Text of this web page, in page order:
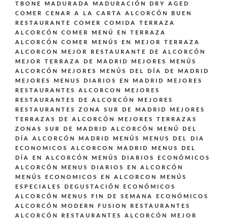
TBONE MADURADA MADURACIÓN DRY AGED
COMER CENAR A LA CARTA ALCORCÓN BUEN
RESTAURANTE
COMER COMIDA TERRAZA
ALCORCÓN
COMER MENÚ EN TERRAZA
ALCORCÓN
COMER MENÚS EN MEJOR TERRAZA
ALCORCON
MEJOR RESTAURANTE DE ALCORCÓN
MEJOR TERRAZA DE MADRID
MEJORES MENÚS
ALCORCÓN
MEJORES MENÚS DEL DÍA DE MADRID
MEJORES MENUS DIARIOS EN MADRID
MEJORES
RESTAURANTES ALCORCON
MEJORES
RESTAURANTES DE ALCORCÓN
MEJORES
RESTAURANTES ZONA SUR DE MADRID
MEJORES
TERRAZAS DE ALCORCÓN
MEJORES TERRAZAS
ZONAS SUR DE MADRID ALCORCÓN
MENÚ DEL
DÍA ALCORCÓN MADRID
MENÚS
MENUS DEL DIA
ECONOMICOS ALCORCON MADRID
MENUS DEL
DÍA EN ALCORCÓN
MENÚS DIARIOS ECONÓMICOS
ALCORCÓN
MENUS DIARIOS EN ALCORCÓN
MENÚS ECONOMICOS EN ALCORCON
MENÚS
ESPECIALES DEGUSTACIÓN ECONÓMICOS
ALCORCÓN
MENUS FIN DE SEMANA ECONÓMICOS
ALCORCÓN
MODERN FUSION
RESTAURANTES
ALCORCÓN
RESTAURANTES ALCORCÓN MEJOR